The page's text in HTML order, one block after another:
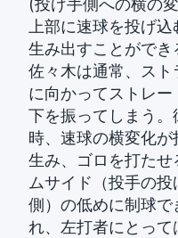
(投げ手側への横の
上部に速球を投げ
生み出すことができ
佐々木は通常、スト
に向かってストレ
下を振ってしまう
時、速球の横変化
生み、ゴロを打た
ムサイド（投手の
側）の低めに制球で
れ、左打者にとっ